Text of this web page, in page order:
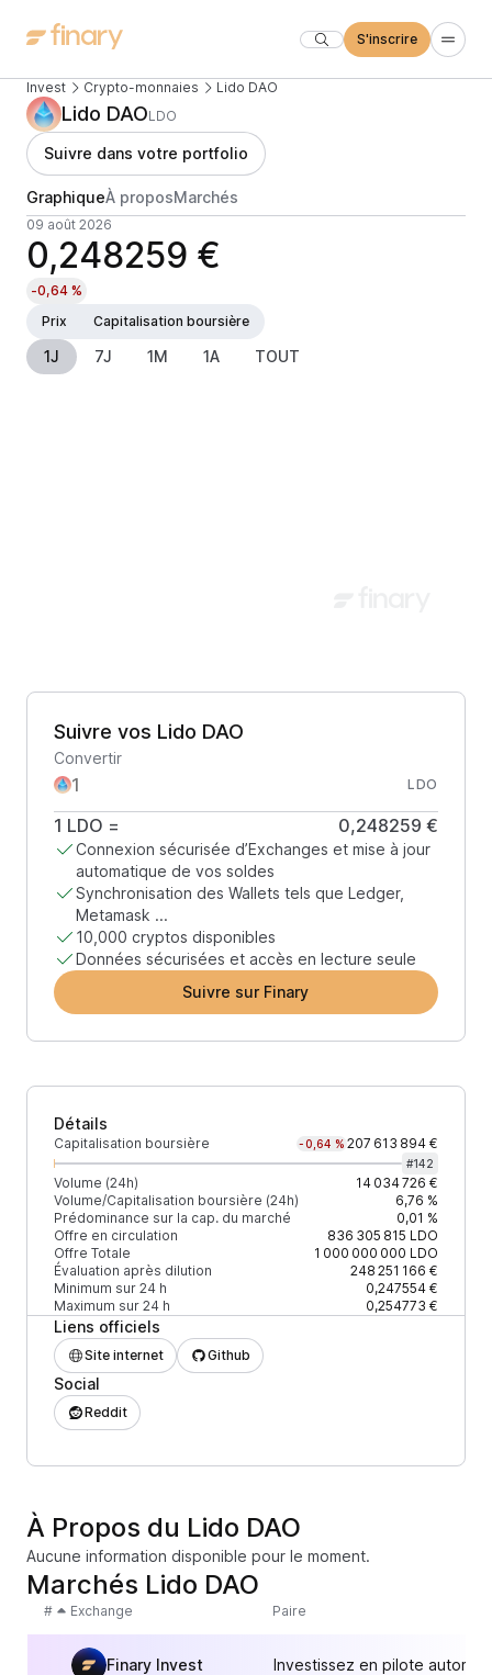
S'inscrire
Invest Crypto-monnaies Lido DAO
Lido DAOLDO
Suivre dans votre portfolio
GraphiqueÀ proposMarchés
09 août 2026
0,248259 €
-0,64 %
Prix
Capitalisation boursière
1J 7J 1M 1A TOUT
Suivre vos Lido DAO
Convertir
LDO
1 LDO = 0,248259 €
Connexion sécurisée d’Exchanges et mise à jour
automatique de vos soldes
Synchronisation des Wallets tels que Ledger,
Metamask ...
10,000 cryptos disponibles
Données sécurisées et accès en lecture seule
Suivre sur Finary
Détails
Capitalisation boursière -0,64 % 207 613 894 €
#142
Volume (24h)
14 034 726 €
Volume/Capitalisation boursière (24h)
6,76 %
Prédominance sur la cap. du marché
0,01 %
Offre en circulation
836 305 815 LDO
Offre Totale
1 000 000 000 LDO
Évaluation après dilution
248 251 166 €
Minimum sur 24 h
0,247554 €
Maximum sur 24 h
0,254773 €
Liens officiels
Site internet Github
Social
Reddit
À Propos du Lido DAO
Aucune information disponible pour le moment.
Marchés Lido DAO
# Exchange Paire
Finary Invest Investissez en pilote